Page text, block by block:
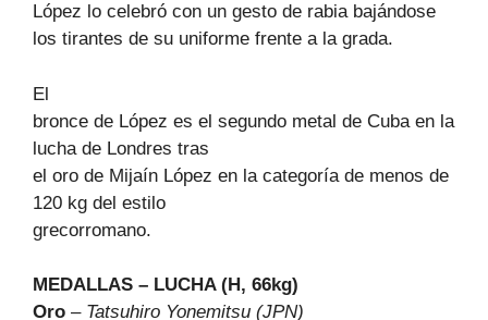
López lo celebró con un gesto de rabia bajándose
los tirantes de su uniforme frente a la grada.
El
bronce de López es el segundo metal de Cuba en la
lucha de Londres tras
el oro de Mijaín López en la categoría de menos de
120 kg del estilo
grecorromano.
MEDALLAS – LUCHA (H, 66kg)
Oro – Tatsuhiro Yonemitsu (JPN)